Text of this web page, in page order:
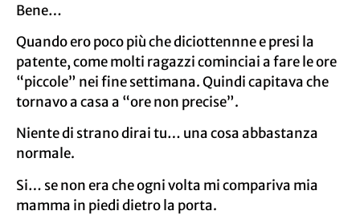
Bene…
Quando ero poco più che diciottennne e presi la
patente, come molti ragazzi cominciai a fare le ore
“piccole” nei fine settimana. Quindi capitava che
tornavo a casa a “ore non precise”.
Niente di strano dirai tu… una cosa abbastanza
normale.
Si… se non era che ogni volta mi compariva mia
mamma in piedi dietro la porta.